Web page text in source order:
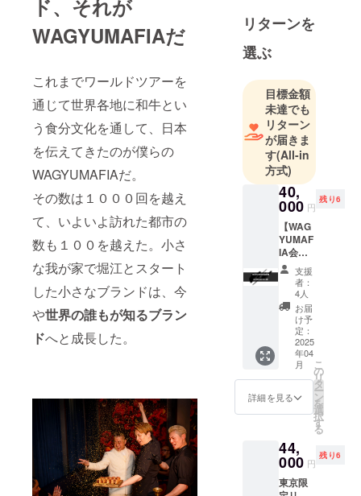
ド、それが
WAGYUMAFIAだ
これまでワールドツアーを
通じて世界各地に和牛とい
う食分文化を通して、日本
を伝えてきたのが僕らの
WAGYUMAFIAだ。
その数は１０００回を越え
て、いよいよ訪れた都市の
数も１００を越えた。小さ
な我が家で堀江とスタート
した小さなブランドは、今
や世界の誰もが知るブラン
ドへと成長した。
はないテリ
ヤキスト堀
江貴文が
の和牛を世
界へ！」を
コンセプト
に立ち上げ
た和牛ユ
ニット
「WAGYUM
AFIA（和牛
ア）」。
先日の品評
会「兵庫県
畜産共進
会」にて、
昨年の雌牛
部門チャン
ピオン牛落
今年は遂に
プリ名誉賞
の落札を成
し遂げまし
リターンを
選ぶ
目標金額
未達でも
リターン
が届きま
す(All-in
方式)
40,
000 円
残り6
【WAG
YUMAF
IA会員
権
+ULTR
NICHE
著者浜
田、堀
江サイ
ン入
り】
WAGYU
MAFIA
全世界
会員
権。
ULTRA
NICHE
支援
者：
4人
お届
け予
定：
2025
年04
月
詳細を見る
こ
の
リ
タ
ー
ン
を
選
択
す
る
44,
000 円
残り6
東京限